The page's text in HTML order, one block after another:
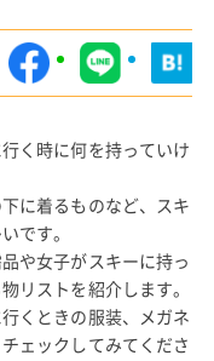
く時に何を持っていけ
に着るものなど、スキ
です。
や女子がスキーに持っ
リストを紹介します。
くときの服装、メガネ
ェックしてみてくださ